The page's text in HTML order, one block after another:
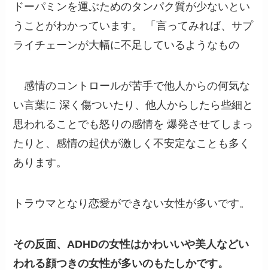
ドーパミンを運ぶためのタンパク質が少ないとい
うことがわかっています。 「言ってみれば、サプ
ライチェーンが大幅に不足しているようなもの
感情のコントロールが苦手で他人からの何気な
い言葉に 深く傷ついたり、他人からしたら些細と
思われることでも怒りの感情を 爆発させてしまっ
たりと、感情の起伏が激しく不安定なことも多く
あります。
トラウマとなり恋愛ができない女性が多いです。
その反面、ADHDの女性はかわいいや美人などい
われる顔つきの女性が多いのもたしかです。